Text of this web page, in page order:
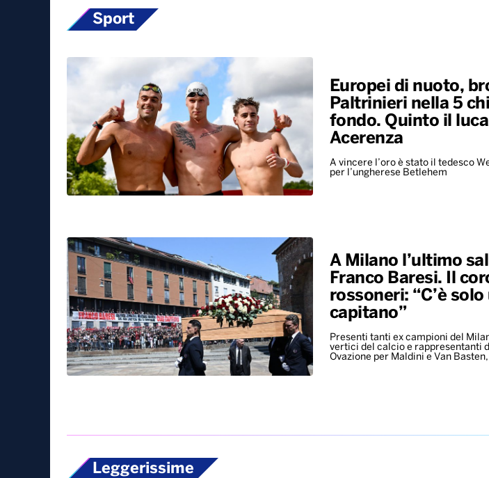
Sport
Europei di nuoto,
Paltrinieri nella 5
fondo. Quinto il
Acerenza
A vincere l’oro è stato il tedesco
per l’ungherese Betlehem
A Milano l’ultimo
Franco Baresi. Il
rossoneri: “C’è solo
capitano”
Presenti tanti ex campioni del
vertici del calcio e rappresentanti
Ovazione per Maldini e Van
Leggerissime